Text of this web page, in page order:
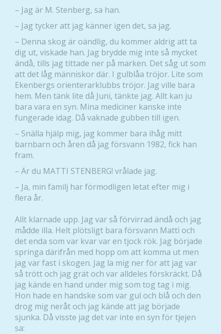
– Jag är M. Stenberg, sa han.
– Jag tycker att jag känner igen det, sa jag.
– Denna skog är oändlig, du kommer aldrig att ta
dig ut, viskade han. Jag brydde mig inte så mycket
ändå, tills jag tittade ner på marken. Det såg ut som
att det låg människor där. I gulblåa tröjor. Lite som
Ekenbergs orienterarklubbs tröjor. Jag ville bara
hem. Men tänk lite då Juni, tänkte jag. Allt kan ju
bara vara en syn. Mina mediciner kanske inte
fungerade idag. Då vaknade gubben till igen.
– Snälla hjälp mig, jag kommer bara ihåg mitt
barnbarn och åren då jag försvann 1982, fick han
fram.
– Är du MATTI STENBERG! vrålade jag.
– Ja, min familj har förmodligen letat efter mig i
flera år.
Allt klarnade upp. Jag var så förvirrad ändå och jag
mådde illa. Helt plötsligt bara försvann Matti och
det enda som var kvar var en tjock rök. Jag började
springa därifrån med hopp om att komma ut men
jag var fast i skogen. Jag la mig ner för att jag var
så trött och jag grät och var alldeles förskräckt. Då
jag kände en hand under mig som tog tag i mig.
Hon hade en handske som var gul och blå och den
drog mig neråt och jag kände att jag började
sjunka. Då visste jag det var inte en syn för tjejen
sa:
baserat på
hur hemsidan
används.
Upplevelse
För att vår
hemsida ska
prestera så
bra som
möjligt
under ditt
du nekar de
här kakorna
att försvinna
från
hemsidan.
Marknadsföring
Genom att dela
med dig av dina
intressen och ditt
beteende när du